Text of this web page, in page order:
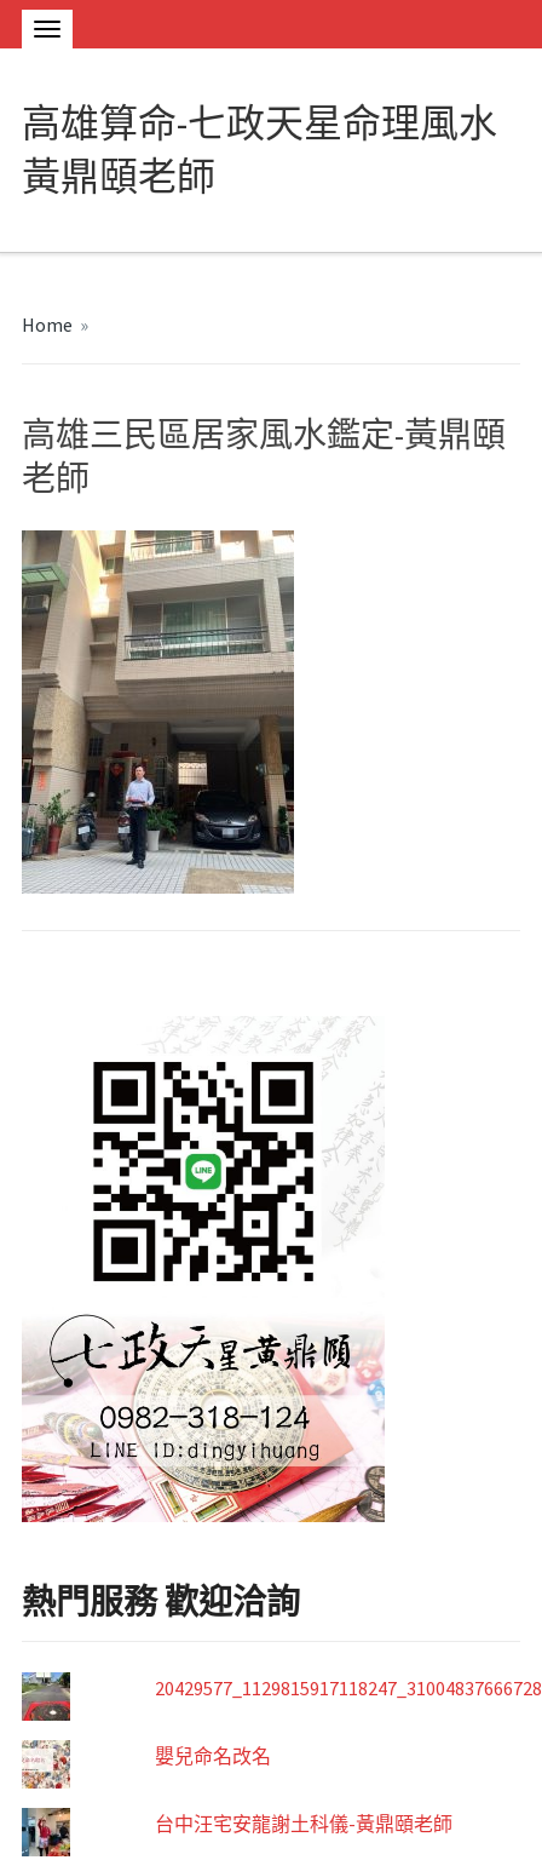
高雄算命-七政天星命理風水
黃鼎頤老師
Home »
高雄三民區居家風水鑑定-黃鼎頤
老師
熱門服務 歡迎洽詢
嬰兒命名改名
台中汪宅安龍謝土科儀-黃鼎頤老師